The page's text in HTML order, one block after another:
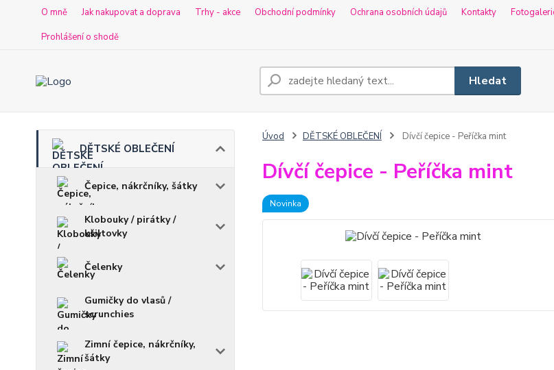
O mně Jak nakupovat a doprava Trhy - akce Obchodní podmínky Ochrana osobních údajů Kontakty
Prohlášení o shodě
Hledat
DĚTSKÉ OBLEČENÍ
Čepice, nákrčníky, šátky
Klobouky / pirátky /
kšiltovky
Čelenky
Gumičky do vlasů /
scrunchies
Zimní čepice, nákrčníky,
šátky
Úvod DĚTSKÉ OBLEČENÍ Dívčí čepice - Peříčka mint
Dívčí čepice - Peříčka mint
Novinka